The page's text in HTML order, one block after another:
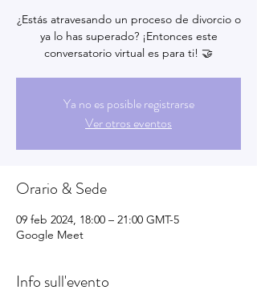
¿Estás atravesando un proceso de divorcio o
ya lo has superado? ¡Entonces este
conversatorio virtual es para ti! 🤝
Ya no es posible registrarse
Ver otros eventos
Orario & Sede
09 feb 2024, 18:00 – 21:00 GMT-5
Google Meet
Info sull'evento